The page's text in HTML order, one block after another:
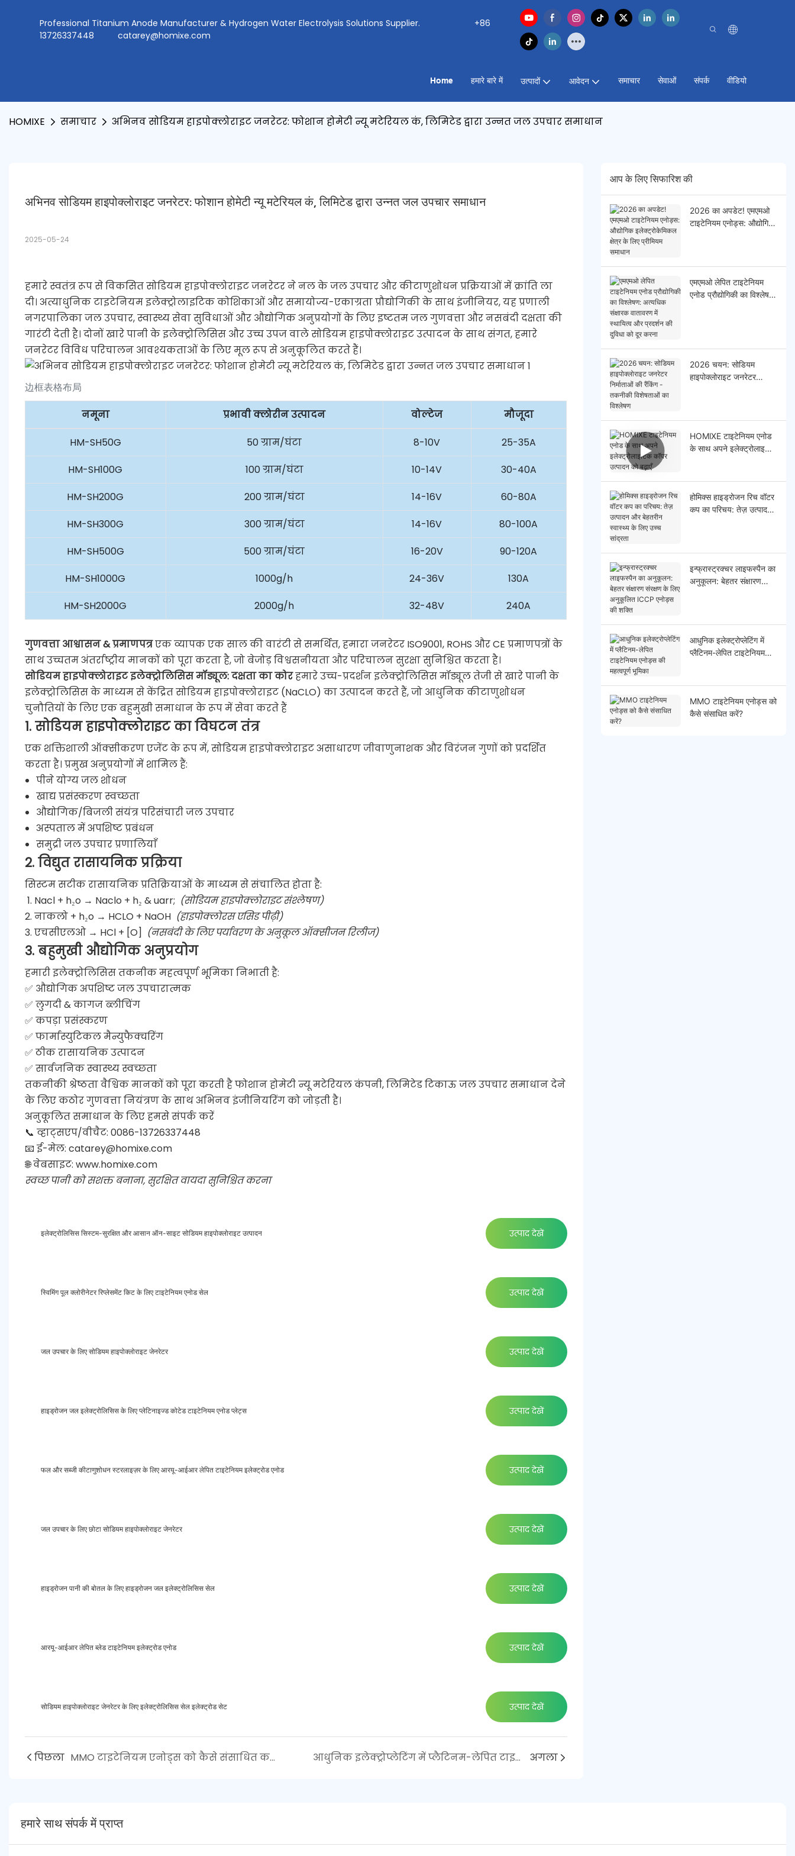
Professional Titanium Anode Manufacturer & Hydrogen Water Electrolysis Solutions Supplier.
+86
13726337448
catarey@homixe.com
Home हमारे बारे में उत्पादों आवेदन समाचार सेवाओं संपर्क वीडियो
HOMIXE समाचार अभिनव सोडियम हाइपोक्लोराइट जनरेटर: फोशान होमेटी न्यू मटेरियल कं, लिमिटेड द्वारा उन्नत जल उपचार समाधान
अभिनव सोडियम हाइपोक्लोराइट जनरेटर: फोशान होमेटी न्यू मटेरियल कं, लिमिटेड द्वारा उन्नत जल उपचार समाधान
2025-05-24
हमारे स्वतंत्र रूप से विकसित सोडियम हाइपोक्लोराइट जनरेटर ने नल के जल उपचार और कीटाणुशोधन प्रक्रियाओं में क्रांति ला
दी। अत्याधुनिक टाइटेनियम इलेक्ट्रोलाइटिक कोशिकाओं और समायोज्य-एकाग्रता प्रौद्योगिकी के साथ इंजीनियर, यह प्रणाली
नगरपालिका जल उपचार, स्वास्थ्य सेवा सुविधाओं और औद्योगिक अनुप्रयोगों के लिए इष्टतम जल गुणवत्ता और नसबंदी दक्षता की
गारंटी देती है। दोनों खारे पानी के इलेक्ट्रोलिसिस और उच्च उपज वाले सोडियम हाइपोक्लोराइट उत्पादन के साथ संगत, हमारे
जनरेटर विविध परिचालन आवश्यकताओं के लिए मूल रूप से अनुकूलित करते हैं।
边框表格布局
नमूना
प्रभावी क्लोरीन उत्पादन वोल्टेज मौजूदा
HM-SH50G 50 ग्राम/घंटा 8-10V
25-35A
HM-SH100G
100 ग्राम/घंटा 10-14V
30-40A
HM-SH200G
200 ग्राम/घंटा 14-16V
60-80A
HM-SH300G
300 ग्राम/घंटा 14-16V
80-100A
HM-SH500G
500 ग्राम/घंटा 16-20V
90-120A
HM-SH1000G
1000g/h 24-36V
130A
HM-SH2000G
2000g/h 32-48V 240A
गुणवत्ता आश्वासन & प्रमाणपत्रएक व्यापक एक साल की वारंटी से समर्थित, हमारा जनरेटर ISO9001, ROHS और CE प्रमाणपत्रों के
साथ उच्चतम अंतर्राष्ट्रीय मानकों को पूरा करता है, जो बेजोड़ विश्वसनीयता और परिचालन सुरक्षा सुनिश्चित करता है।
सोडियम हाइपोक्लोराइट इलेक्ट्रोलिसिस मॉड्यूल: दक्षता का कोरहमारे उच्च-प्रदर्शन इलेक्ट्रोलिसिस मॉड्यूल तेजी से खारे पानी के
इलेक्ट्रोलिसिस के माध्यम से केंद्रित सोडियम हाइपोक्लोराइट (NaCLO) का उत्पादन करते हैं, जो आधुनिक कीटाणुशोधन
चुनौतियों के लिए एक बहुमुखी समाधान के रूप में सेवा करते हैं
1. सोडियम हाइपोक्लोराइट का विघटन तंत्र
एक शक्तिशाली ऑक्सीकरण एजेंट के रूप में, सोडियम हाइपोक्लोराइट असाधारण जीवाणुनाशक और विरंजन गुणों को प्रदर्शित
करता है। प्रमुख अनुप्रयोगों में शामिल हैं:
पीने योग्य जल शोधन
खाद्य प्रसंस्करण स्वच्छता
औद्योगिक/बिजली संयंत्र परिसंचारी जल उपचार
अस्पताल में अपशिष्ट प्रबंधन
समुद्री जल उपचार प्रणालियाँ
2. विद्युत रासायनिक प्रक्रिया
सिस्टम सटीक रासायनिक प्रतिक्रियाओं के माध्यम से संचालित होता है:
Nacl + h₂o → Naclo + h₂ & uarr; (सोडियम हाइपोक्लोराइट संश्लेषण)
नाकलो + h₂o → HCLO + NaOH (हाइपोक्लोरस एसिड पीढ़ी)
एचसीएलओ → HCl + [O] (नसबंदी के लिए पर्यावरण के अनुकूल ऑक्सीजन रिलीज)
3. बहुमुखी औद्योगिक अनुप्रयोग
हमारी इलेक्ट्रोलिसिस तकनीक महत्वपूर्ण भूमिका निभाती है:
✅ औद्योगिक अपशिष्ट जल उपचारात्मक
✅ लुगदी & कागज ब्लीचिंग
✅ कपड़ा प्रसंस्करण
✅ फार्मास्युटिकल मैन्युफैक्चरिंग
✅ ठीक रासायनिक उत्पादन
✅ सार्वजनिक स्वास्थ्य स्वच्छता
तकनीकी श्रेष्ठता वैश्विक मानकों को पूरा करती है फोशान होमेटी न्यू मटेरियल कंपनी, लिमिटेड टिकाऊ जल उपचार समाधान देने
के लिए कठोर गुणवत्ता नियंत्रण के साथ अभिनव इंजीनियरिंग को जोड़ती है।
अनुकूलित समाधान के लिए हमसे संपर्क करें
📞 व्हाट्सएप/वीचैट: 0086-13726337448
📧 ई-मेल: catarey@homixe.com
🌐 वेबसाइट: www.homixe.com
स्वच्छ पानी को सशक्त बनाना, सुरक्षित वायदा सुनिश्चित करना
इलेक्ट्रोलिसिस सिस्टम-सुरक्षित और आसान ऑन-साइट सोडियम हाइपोक्लोराइट उत्पादन उत्पाद देखें
स्विमिंग पूल क्लोरीनेटर रिप्लेसमेंट किट के लिए टाइटेनियम एनोड सेल उत्पाद देखें
जल उपचार के लिए सोडियम हाइपोक्लोराइट जेनरेटर उत्पाद देखें
हाइड्रोजन जल इलेक्ट्रोलिसिस के लिए प्लेटिनाइज्ड कोटेड टाइटेनियम एनोड प्लेट्स उत्पाद देखें
फल और सब्जी कीटाणुशोधन स्टरलाइज़र के लिए आरयू-आईआर लेपित टाइटेनियम इलेक्ट्रोड एनोड उत्पाद देखें
जल उपचार के लिए छोटा सोडियम हाइपोक्लोराइट जेनरेटर उत्पाद देखें
हाइड्रोजन पानी की बोतल के लिए हाइड्रोजन जल इलेक्ट्रोलिसिस सेल उत्पाद देखें
आरयू-आईआर लेपित ब्लेड टाइटेनियम इलेक्ट्रोड एनोड उत्पाद देखें
सोडियम हाइपोक्लोराइट जेनरेटर के लिए इलेक्ट्रोलिसिस सेल इलेक्ट्रोड सेट उत्पाद देखें
पिछला MMO टाइटेनियम एनोड्स को कैसे संसाधित करें? आधुनिक इलेक्ट्रोप्लेटिंग में प्लैटिनम-लेपित टाइटेनियम एनोड्स की महत्वपूर्ण भूमिका अगला
आप के लिए सिफारिश की
2026 का अपडेट! एमएमओ
टाइटेनियम एनोड्स: औद्योगिक
एमएमओ लेपित टाइटेनियम
एनोड प्रौद्योगिकी का विश्लेषण:
2026 चयन: सोडियम
हाइपोक्लोराइट जनरेटर
HOMlXE टाइटेनियम एनोड
के साथ अपने इलेक्ट्रोलाइटिक
होमिक्स हाइड्रोजन रिच वॉटर
कप का परिचय: तेज़ उत्पादन
इन्फ्रास्ट्रक्चर लाइफस्पैन का
अनुकूलन: बेहतर संक्षारण
आधुनिक इलेक्ट्रोप्लेटिंग में
प्लैटिनम-लेपित टाइटेनियम
MMO टाइटेनियम एनोड्स को
कैसे संसाधित करें?
हमारे साथ संपर्क में प्राप्त